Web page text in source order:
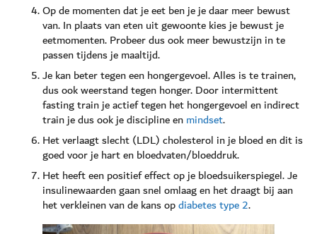
Op de momenten dat je eet ben je je daar meer bewust
van. In plaats van eten uit gewoonte kies je bewust je
eetmomenten. Probeer dus ook meer bewustzijn in te
passen tijdens je maaltijd.
Je kan beter tegen een hongergevoel. Alles is te trainen,
dus ook weerstand tegen honger. Door intermittent
fasting train je actief tegen het hongergevoel en indirect
train je dus ook je discipline enmindset.
Het verlaagt slecht (LDL) cholesterol in je bloed en dit is
goed voor je hart en bloedvaten/bloeddruk.
Het heeft een positief effect op je bloedsuikerspiegel. Je
insulinewaarden gaan snel omlaag en het draagt bij aan
het verkleinen van de kans opdiabetes type 2.